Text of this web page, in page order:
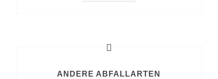
ANDERE ABFALLARTEN